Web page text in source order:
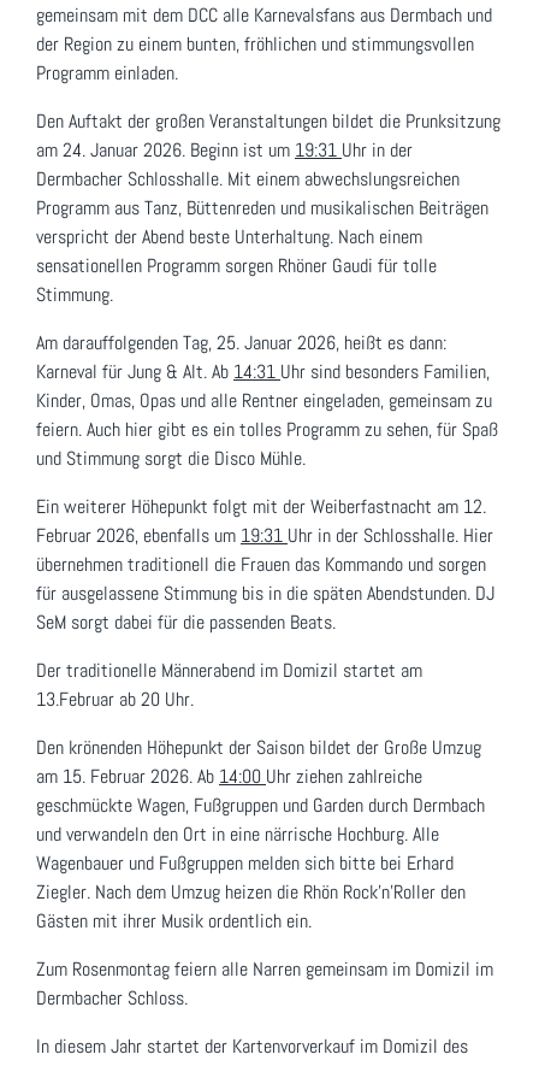
gemeinsam mit dem DCC alle Karnevalsfans aus Dermbach und
der Region zu einem bunten, fröhlichen und stimmungsvollen
Programm einladen.
Den Auftakt der großen Veranstaltungen bildet die Prunksitzung
am 24. Januar 2026. Beginn ist um 19:31 Uhr in der
Dermbacher Schlosshalle. Mit einem abwechslungsreichen
Programm aus Tanz, Büttenreden und musikalischen Beiträgen
verspricht der Abend beste Unterhaltung. Nach einem
sensationellen Programm sorgen Rhöner Gaudi für tolle
Stimmung.
Am darauffolgenden Tag, 25. Januar 2026, heißt es dann:
Karneval für Jung & Alt. Ab 14:31 Uhr sind besonders Familien,
Kinder, Omas, Opas und alle Rentner eingeladen, gemeinsam zu
feiern. Auch hier gibt es ein tolles Programm zu sehen, für Spaß
und Stimmung sorgt die Disco Mühle.
Ein weiterer Höhepunkt folgt mit der Weiberfastnacht am 12.
Februar 2026, ebenfalls um 19:31 Uhr in der Schlosshalle. Hier
übernehmen traditionell die Frauen das Kommando und sorgen
für ausgelassene Stimmung bis in die späten Abendstunden. DJ
SeM sorgt dabei für die passenden Beats.
Der traditionelle Männerabend im Domizil startet am
13.Februar ab 20 Uhr.
Den krönenden Höhepunkt der Saison bildet der Große Umzug
am 15. Februar 2026. Ab 14:00 Uhr ziehen zahlreiche
geschmückte Wagen, Fußgruppen und Garden durch Dermbach
und verwandeln den Ort in eine närrische Hochburg. Alle
Wagenbauer und Fußgruppen melden sich bitte bei Erhard
Ziegler. Nach dem Umzug heizen die Rhön Rock’n’Roller den
Gästen mit ihrer Musik ordentlich ein.
Zum Rosenmontag feiern alle Narren gemeinsam im Domizil im
Dermbacher Schloss.
In diesem Jahr startet der Kartenvorverkauf im Domizil des